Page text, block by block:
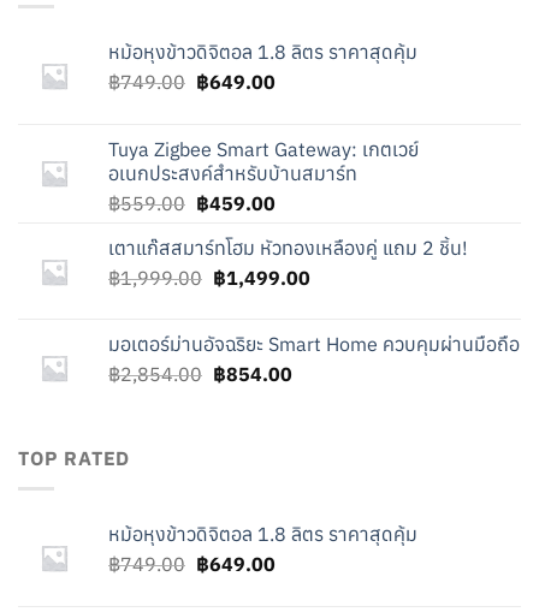
หม้อหุงข้าวดิจิตอล 1.8 ลิตร ราคาสุดคุ้ม
฿749.00 Original
฿749.00.
฿649.00Current
฿649.00.
Tuya Zigbee Smart Gateway: เกตเวย์
อเนกประสงค์สำหรับบ้านสมาร์ท
฿559.00 Original
was:
฿559.00.
฿459.00Current
is:
฿459.00.
เตาแก๊สสมาร์ทโฮม หัวทองเหลืองคู่ แถม 2 ชิ้น!
฿1,999.00 Original
฿1,999.00.
฿1,499.00Current
฿1,499.00.
มอเตอร์ม่านอัจฉริยะ Smart Home ควบคุมผ่านมือถือ
฿2,854.00 Original
฿854.00Current
TOP RATED
หม้อหุงข้าวดิจิตอล 1.8 ลิตร ราคาสุดคุ้ม
฿749.00 Original
฿649.00Current